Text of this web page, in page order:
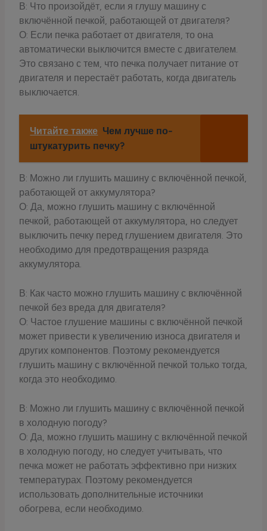
В: Что произойдёт, если я глушу машину с
включённой печкой, работающей от двигателя?
О: Если печка работает от двигателя, то она
автоматически выключится вместе с двигателем.
Это связано с тем, что печка получает питание от
двигателя и перестаёт работать, когда двигатель
выключается.
Читайте также Чем лучше по-
штукатурить печку?
В: Можно ли глушить машину с включённой печкой,
работающей от аккумулятора?
О: Да, можно глушить машину с включённой
печкой, работающей от аккумулятора, но следует
выключить печку перед глушением двигателя. Это
необходимо для предотвращения разряда
аккумулятора.
В: Как часто можно глушить машину с включённой
печкой без вреда для двигателя?
О: Частое глушение машины с включённой печкой
может привести к увеличению износа двигателя и
других компонентов. Поэтому рекомендуется
глушить машину с включённой печкой только тогда,
когда это необходимо.
В: Можно ли глушить машину с включённой печкой
в холодную погоду?
О: Да, можно глушить машину с включённой печкой
в холодную погоду, но следует учитывать, что
печка может не работать эффективно при низких
температурах. Поэтому рекомендуется
использовать дополнительные источники
обогрева, если необходимо.